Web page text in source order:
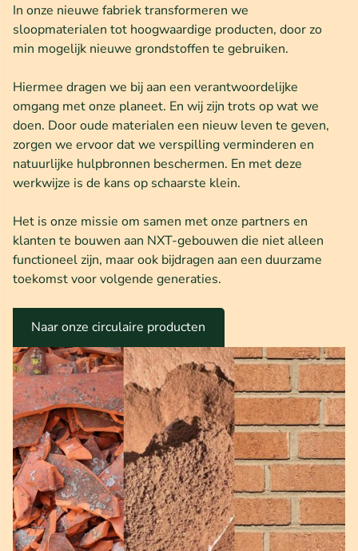
In onze nieuwe fabriek transformeren we
sloopmaterialen tot hoogwaardige producten, door zo
min mogelijk nieuwe grondstoffen te gebruiken.
Hiermee dragen we bij aan een verantwoordelijke
omgang met onze planeet. En wij zijn trots op wat we
doen. Door oude materialen een nieuw leven te geven,
zorgen we ervoor dat we verspilling verminderen en
natuurlijke hulpbronnen beschermen. En met deze
werkwijze is de kans op schaarste klein.
Het is onze missie om samen met onze partners en
klanten te bouwen aan NXT-gebouwen die niet alleen
functioneel zijn, maar ook bijdragen aan een duurzame
toekomst voor volgende generaties.
Naar onze circulaire producten